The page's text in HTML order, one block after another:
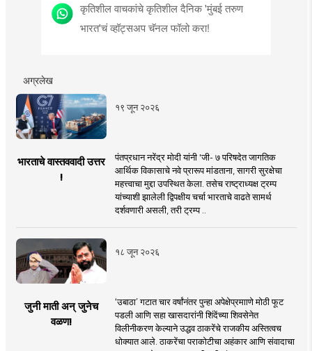
कृतिशील वाचकांचे कृतिशील दैनिक 'मुंबई तरुण
भारत'चं व्हॉट्सअप चॅनल फॉलो करा!
अग्रलेख
१९ जून २०२६
भारताचे वास्तववादी उत्तर
!
पंतप्रधान नरेंद्र मोदी यांनी 'जी- ७ परिषदेत जागतिक
आर्थिक विकासाचे नवे प्रारूप मांडताना, सागरी सुरक्षेचा
महत्त्वाचा मुद्दा उपस्थित केला. तसेच राष्ट्राध्यक्ष ट्रम्प
यांच्याशी झालेली द्विपक्षीय चर्चा भारताचे वाढते सामर्थ
दर्शवणारी असली, तरी ट्रम्प ..
१८ जून २०२६
जुनी माती अन् जुनेच
वळण!
‘उबाठा’ गटात चार वर्षांनंतर पुन्हा अपेक्षेप्रमााणे मोठी फूट
पडली आणि सहा खासदारांनी शिंदेंच्या शिवसेनेत
विलीनीकरण केल्याने उद्धव ठाकरेंचे राजकीय अस्तित्वच
धोक्यात आले. ठाकरेंचा पराकोटीचा अहंकार आणि संवादाचा